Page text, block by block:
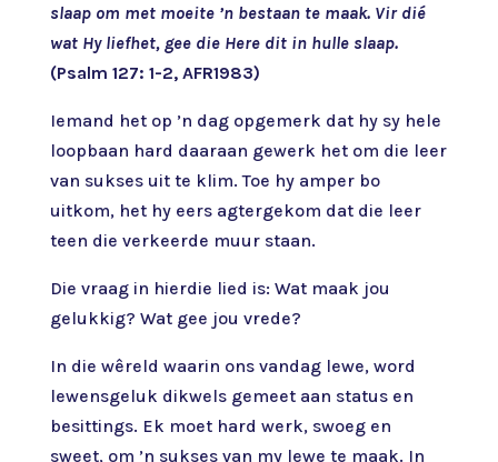
slaap om met moeite ’n bestaan te maak. Vir dié
wat Hy liefhet, gee die Here dit in hulle slaap.
(Psalm 127: 1-2, AFR1983)
Iemand het op ’n dag opgemerk dat hy sy hele
loopbaan hard daaraan gewerk het om die leer
van sukses uit te klim. Toe hy amper bo
uitkom, het hy eers agtergekom dat die leer
teen die verkeerde muur staan.
Die vraag in hierdie lied is: Wat maak jou
gelukkig? Wat gee jou vrede?
In die wêreld waarin ons vandag lewe, word
lewensgeluk dikwels gemeet aan status en
besittings. Ek moet hard werk, swoeg en
sweet, om ’n sukses van my lewe te maak. In